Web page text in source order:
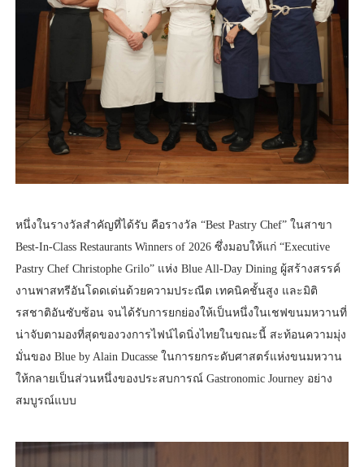
หนึ่งในรางวัลสำคัญที่ได้รับ คือรางวัล “Best Pastry Chef” ในสาขา
Best-In-Class Restaurants Winners of 2026 ซึ่งมอบให้แก่ “Executive
Pastry Chef Christophe Grilo” แห่ง Blue All-Day Dining ผู้สร้างสรรค์
งานพาสทรีอันโดดเด่นด้วยความประณีต เทคนิคชั้นสูง และมิติ
รสชาติอันซับซ้อน จนได้รับการยกย่องให้เป็นหนึ่งในเชฟขนมหวานที่
น่าจับตามองที่สุดของวงการไฟน์ไดนิ่งไทยในขณะนี้ สะท้อนความมุ่ง
มั่นของ Blue by Alain Ducasse ในการยกระดับศาสตร์แห่งขนมหวาน
ให้กลายเป็นส่วนหนึ่งของประสบการณ์ Gastronomic Journey อย่าง
สมบูรณ์แบบ